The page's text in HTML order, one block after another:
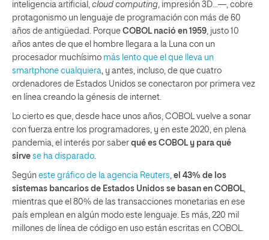
inteligencia artificial, cloud computing, impresión 3D…—, cobre
protagonismo un lenguaje de programación con más de 60
años de antigüedad. Porque COBOL nació en 1959, justo 10
años antes de que el hombre llegara a la Luna con un
procesador muchísimo más lento que el que lleva un
smartphone cualquiera, y antes, incluso, de que cuatro
ordenadores de Estados Unidos se conectaron por primera vez
en línea creando la génesis de internet.
Lo cierto es que, desde hace unos años, COBOL vuelve a sonar
con fuerza entre los programadores, y en este 2020, en plena
pandemia, el interés por saber qué es COBOL y para qué
sirve se ha disparado.
Según este gráfico de la agencia Reuters, el 43% de los
sistemas bancarios de Estados Unidos se basan en COBOL,
mientras que el 80% de las transacciones monetarias en ese
país emplean en algún modo este lenguaje. Es más, 220 mil
millones de línea de código en uso están escritas en COBOL.